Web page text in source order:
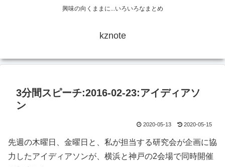
興味の向くままに...いろいろなまとめ
kznote
3分間スピーチ:2016-02-23:アイディアソ
ン
2020-05-13 2020-05-15
先週の木曜日、金曜日と、私が担当する研究会が企画に協
力したアイディアソンが、横浜と神戸の2会場で同時開催